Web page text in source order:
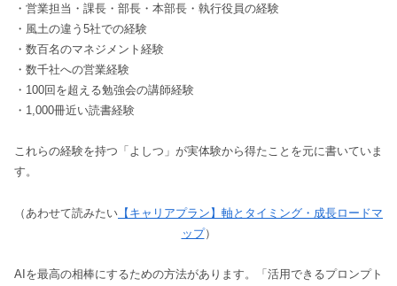
・営業担当・課長・部長・本部長・執行役員の経験
・風土の違う5社での経験
・数百名のマネジメント経験
・数千社への営業経験
・100回を超える勉強会の講師経験
・1,000冊近い読書経験
これらの経験を持つ「よしつ」が実体験から得たことを元に書いていま
す。
（あわせて読みたい 【キャリアプラン】軸とタイミング・成長ロードマ
ップ）
AIを最高の相棒にするための方法があります。「活用できるプロンプト